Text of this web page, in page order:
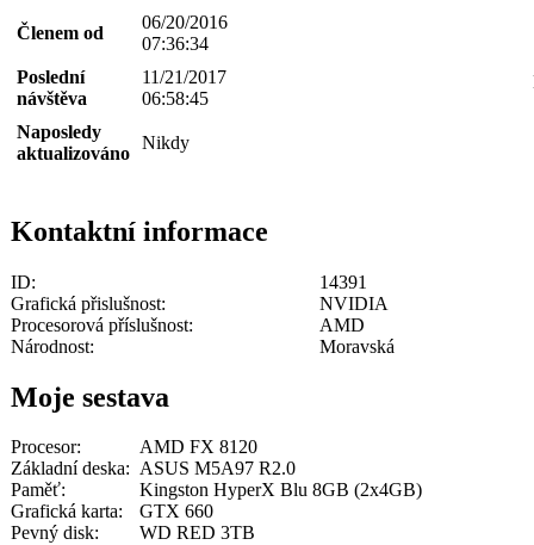
Členem od
06/20/2016
07:36:34
Poslední
návštěva
11/21/2017
06:58:45
Naposledy
aktualizováno
Nikdy
Kontaktní informace
ID:
14391
Grafická přislušnost:
NVIDIA
Procesorová příslušnost:
AMD
Národnost:
Moravská
Moje sestava
Procesor:
AMD FX 8120
Základní deska: ASUS M5A97 R2.0
Paměť:
Kingston HyperX Blu 8GB (2x4GB)
Grafická karta:
GTX 660
Pevný disk:
WD RED 3TB